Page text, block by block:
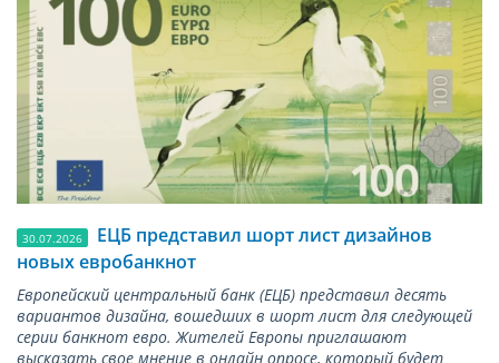
30.07.2026
ЕЦБ представил шорт лист дизайнов
новых евробанкнот
Европейский центральный банк (ЕЦБ) представил десять
вариантов дизайна, вошедших в шорт лист для следующей
серии банкнот евро. Жителей Европы приглашают
высказать свое мнение в онлайн опросе, который будет